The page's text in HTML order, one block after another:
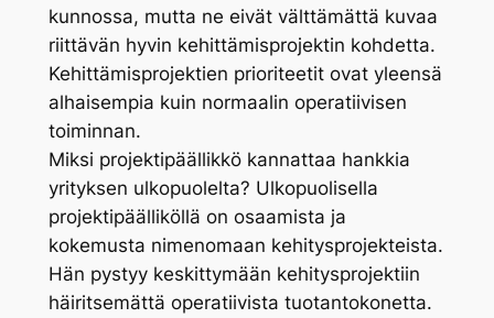
kunnossa, mutta ne eivät välttämättä kuvaa
riittävän hyvin kehittämisprojektin kohdetta.
Kehittämisprojektien prioriteetit ovat yleensä
alhaisempia kuin normaalin operatiivisen
toiminnan.
Miksi projektipäällikkö kannattaa hankkia
yrityksen ulkopuolelta? Ulkopuolisella
projektipäälliköllä on osaamista ja
kokemusta nimenomaan kehitysprojekteista.
Hän pystyy keskittymään kehitysprojektiin
häiritsemättä operatiivista tuotantokonetta.